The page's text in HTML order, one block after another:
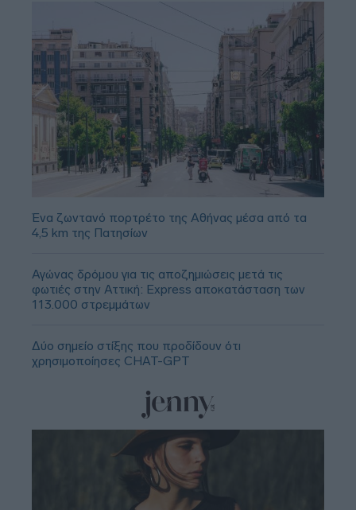
Ένα ζωντανό πορτρέτο της Αθήνας μέσα από τα
4,5 km της Πατησίων
Αγώνας δρόμου για τις αποζημιώσεις μετά τις
φωτιές στην Αττική: Express αποκατάσταση των
113.000 στρεμμάτων
Δύο σημείο στίξης που προδίδουν ότι
χρησιμοποίησες CHAT-GPT